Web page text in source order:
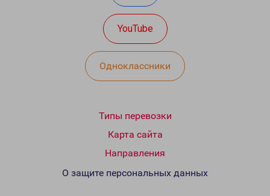
YouTube
Одноклассники
Типы перевозки
Карта сайта
Направления
О защите персональных данных